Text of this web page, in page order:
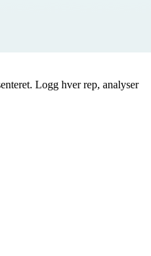
Logg hver rep, analyser